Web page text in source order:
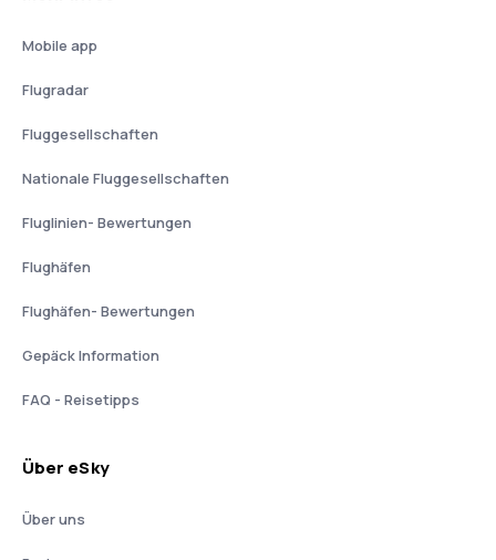
Mobile app
Flugradar
Fluggesellschaften
Nationale Fluggesellschaften
Fluglinien- Bewertungen
Flughäfen
Flughäfen- Bewertungen
Gepäck Information
FAQ - Reisetipps
Über eSky
Über uns